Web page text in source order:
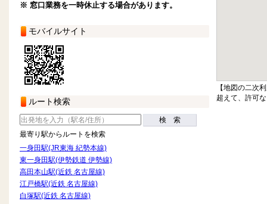
※ 窓口業務を一時休止する場合があります。
モバイルサイト
ルート検索
検 索
最寄り駅からルートを検索
一身田駅(JR東海 紀勢本線)
東一身田駅(伊勢鉄道 伊勢線)
高田本山駅(近鉄 名古屋線)
江戸橋駅(近鉄 名古屋線)
白塚駅(近鉄 名古屋線)
【地図の二次
超えて、許可